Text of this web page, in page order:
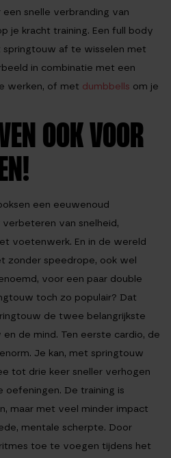
snelle verbranding van
je kracht training. Een full body
af te wisselen met
in combinatie met een
werken, of met dumbbells om je
OOK VOOR
een eeuwenoud
van snelheid,
voetenwerk. En in de wereld
zonder speedrope, ook wel
voor een paar double
toch zo populair? Dat
de twee belangrijkste
de mind. Ten eerste cardio, de
Je kan, met springtouw
tot drie keer sneller verhogen
De training is
maar met veel minder impact
mentale scherpte. Door
toe te voegen tijdens het